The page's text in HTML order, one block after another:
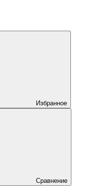
Избранное
Сравнение